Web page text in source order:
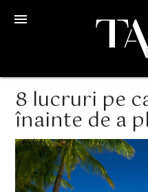
menu
8 lucruri pe
înainte de a